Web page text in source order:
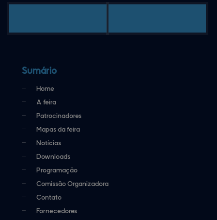
Sumário
Home
A feira
Patrocinadores
Mapas da feira
Notícias
Downloads
Programação
Comissão Organizadora
Contato
Fornecedores